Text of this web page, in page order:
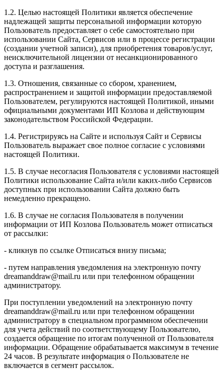
1.2. Целью настоящей Политики является обеспечение
надлежащей защиты персональной информации которую
Пользователь предоставляет о себе самостоятельно при
использовании Сайта, Сервисов или в процессе регистрации
(создании учетной записи), для приобретения товаров/услуг,
неисключительной лицензии от несанкционированного
доступа и разглашения.
1.3. Отношения, связанные со сбором, хранением,
распространением и защитой информации предоставляемой
Пользователем, регулируются настоящей Политикой, иными
официальными документами ИП Козловa и действующим
законодательством Российской Федерации.
1.4. Регистрируясь на Сайте и используя Сайт и Сервисы
Пользователь выражает свое полное согласие с условиями
настоящей Политики.
1.5. В случае несогласия Пользователя с условиями настоящей
Политики использование Сайта и/или каких-либо Сервисов
доступных при использовании Сайта должно быть
немедленно прекращено.
1.6. В случае не согласия Пользователя в получении
информации от ИП Козлова Пользователь может отписаться
от рассылки:
- кликнув по ссылке Отписаться внизу письма;
- путем направления уведомления на электронную почту
dreamanddraw@mail.ru или при телефонном обращении
администратору.
При поступлении уведомлений на электронную почту
dreamanddraw@mail.ru или при телефонном обращении
администратору в специальном программном обеспечении
для учета действий по соответствующему Пользователю,
создается обращение по итогам полученной от Пользователя
информации. Обращение обрабатывается максимум в течение
24 часов. В результате информация о Пользователе не
включается в сегмент рассылок.